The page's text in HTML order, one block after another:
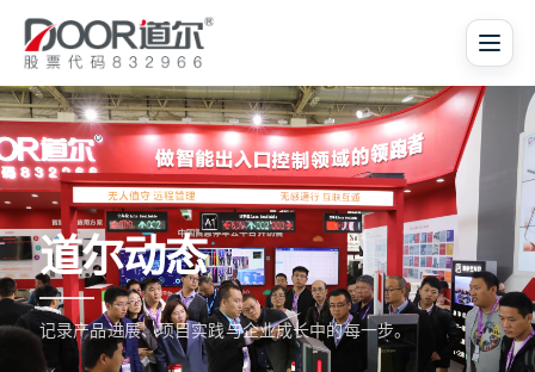
道尔动态
记录产品进展、项目实践与企业成长中的每一步。